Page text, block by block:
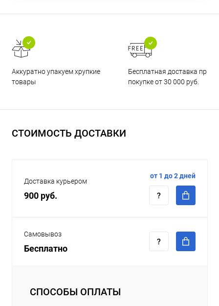
Аккуратно упакуем хрупкие
товары
Бесплатная доставка при
покупке от 30 000 руб.
СТОИМОСТЬ ДОСТАВКИ
Доставка курьером
900 руб.
от 1 до 2 дней
Самовывоз
Бесплатно
СПОСОБЫ ОПЛАТЫ